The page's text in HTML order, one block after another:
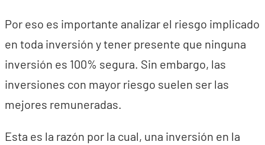
Por eso es importante analizar el riesgo implicado
en toda inversión y tener presente que ninguna
inversión es 100% segura. Sin embargo, las
inversiones con mayor riesgo suelen ser las
mejores remuneradas.
Esta es la razón por la cual, una inversión en la